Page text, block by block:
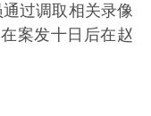
过调取相关录像
案发十日后在赵